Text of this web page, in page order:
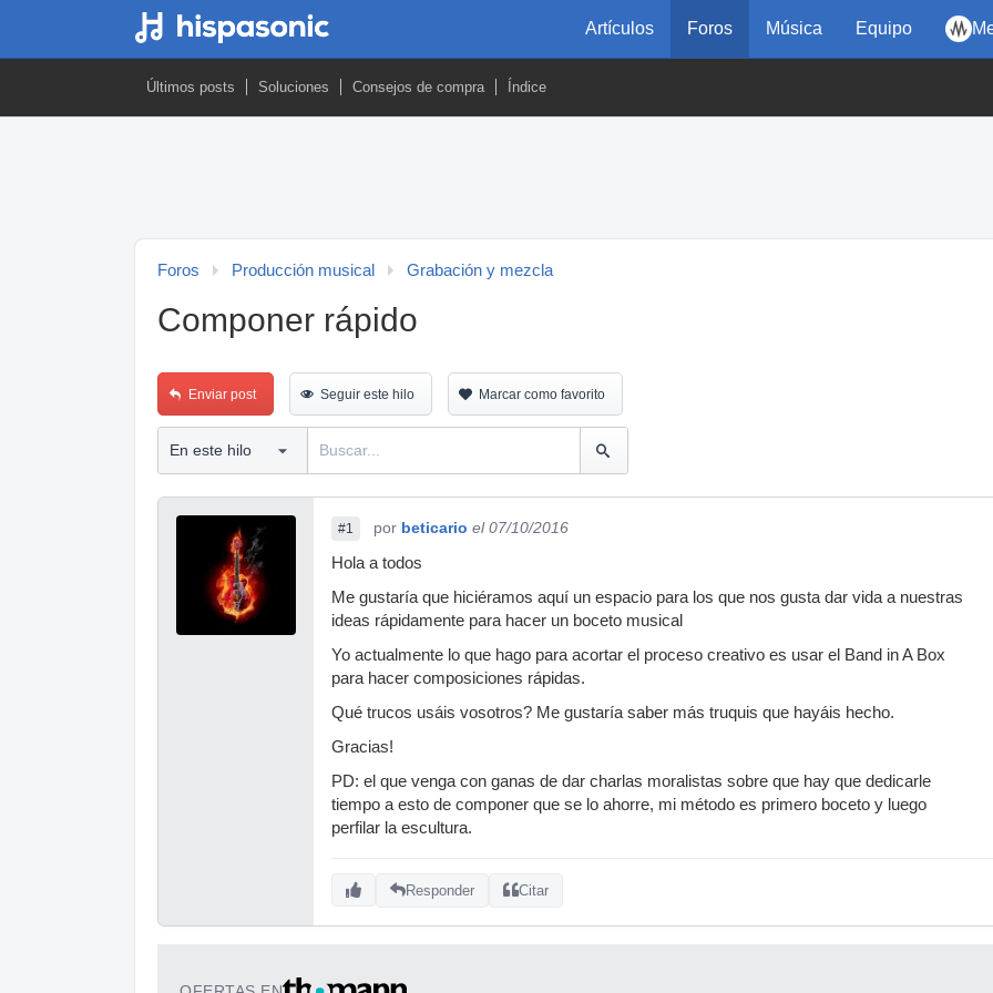
Artículos Foros Música Equipo
Últimos posts Soluciones Consejos de compra Índice
Foros Producción musical Grabación y mezcla
Componer rápido
Enviar post Seguir este hilo Marcar como favorito
#1 por beticario el 07/10/2016
Hola a todos
Me gustaría que hiciéramos aquí un espacio para los que nos gusta dar vida a nuestras
ideas rápidamente para hacer un boceto musical
Yo actualmente lo que hago para acortar el proceso creativo es usar el Band in A Box
para hacer composiciones rápidas.
Qué trucos usáis vosotros? Me gustaría saber más truquis que hayáis hecho.
Gracias!
PD: el que venga con ganas de dar charlas moralistas sobre que hay que dedicarle
tiempo a esto de componer que se lo ahorre, mi método es primero boceto y luego
perfilar la escultura.
Responder Citar